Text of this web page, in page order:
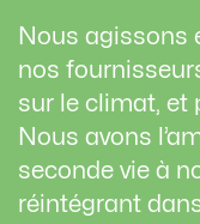
Nous agissons
nos
sur le climat, et
Nous avons
seconde vie à
réintégrant